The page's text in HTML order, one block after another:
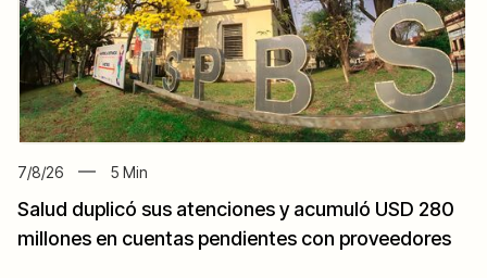
7/8/26 5 Min
Salud duplicó sus atenciones y acumuló USD 280
millones en cuentas pendientes con proveedores